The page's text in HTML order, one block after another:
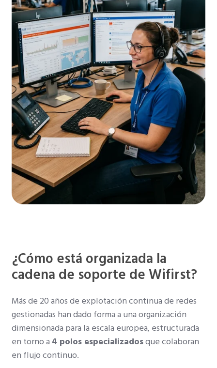
¿Cómo está organizada la
cadena de soporte de Wifirst?
Más de 20 años de explotación continua de redes
gestionadas han dado forma a una organización
dimensionada para la escala europea, estructurada
en torno a 4 polos especializadosque colaboran
en flujo continuo.